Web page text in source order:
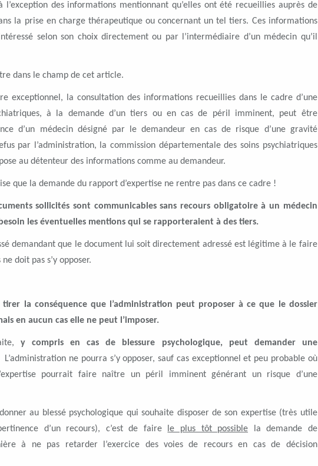
l’exception des informations mentionnant qu’elles ont été recueillies auprès de
la prise en charge thérapeutique ou concernant un tel tiers. Ces informations
selon son choix directement ou par l’intermédiaire d’un médecin qu’il
dans le champ de cet article.
exceptionnel, la consultation des informations recueillies dans le cadre d’une
à la demande d’un tiers ou en cas de péril imminent, peut être
d’un médecin désigné par le demandeur en cas de risque d’une gravité
par l’administration, la commission départementale des soins psychiatriques
au détenteur des informations comme au demandeur.
que la demande du rapport d’expertise ne rentre pas dans ce cadre !
sollicités sont communicables sans recours obligatoire à un médecin
les éventuelles mentions qui se rapporteraient à des tiers.
demandant que le document lui soit directement adressé est légitime à le faire
doit pas s’y opposer.
la conséquence que l’administration peut proposer à ce que le dossier
en aucun cas elle ne peut l’imposer.
y compris en cas de blessure psychologique, peut demander une
ne pourra s’y opposer, sauf cas exceptionnel et peu probable où
pourrait faire naître un péril imminent générant un risque d’une
au blessé psychologique qui souhaite disposer de son expertise (très utile
d’un recours), c’est de faire
le plus tôt possible la demande de
à ne pas retarder l’exercice des voies de recours en cas de décision